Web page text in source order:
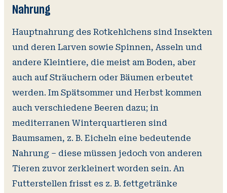
Nahrung
Hauptnahrung des Rotkehlchens sind Insekten
und deren Larven sowie Spinnen, Asseln und
andere Kleintiere, die meist am Boden, aber
auch auf Sträuchern oder Bäumen erbeutet
werden. Im Spätsommer und Herbst kommen
auch verschiedene Beeren dazu; in
mediterranen Winterquartieren sind
Baumsamen, z. B. Eicheln eine bedeutende
Nahrung – diese müssen jedoch von anderen
Tieren zuvor zerkleinert worden sein. An
Futterstellen frisst es z. B. fettgetränke